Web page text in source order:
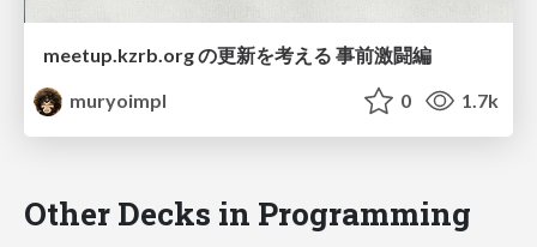
meetup.kzrb.org の更新を考える 事前激闘編
muryoimpl
0 1.7k
Other Decks in Programming